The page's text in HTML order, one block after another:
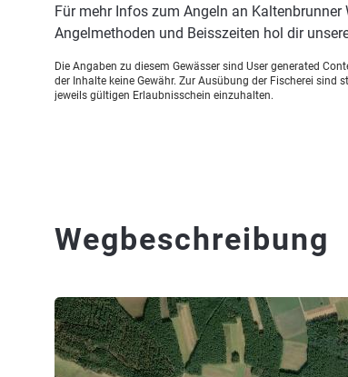
Für mehr Infos zum Angeln an Kaltenbrunner
Angelmethoden und Beisszeiten hol dir
Die Angaben zu diesem Gewässer sind User generated
der Inhalte keine Gewähr. Zur Ausübung der Fischerei
jeweils gültigen Erlaubnisschein einzuhalten.
Wegbeschreibung